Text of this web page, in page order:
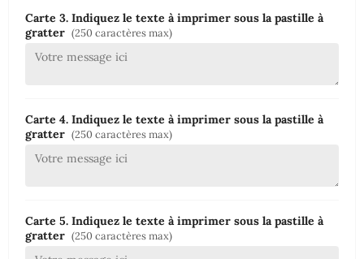
Carte 3. Indiquez le texte à imprimer sous la pastille à
gratter (250 caractères max)
Carte 4. Indiquez le texte à imprimer sous la pastille à
gratter (250 caractères max)
Carte 5. Indiquez le texte à imprimer sous la pastille à
gratter (250 caractères max)